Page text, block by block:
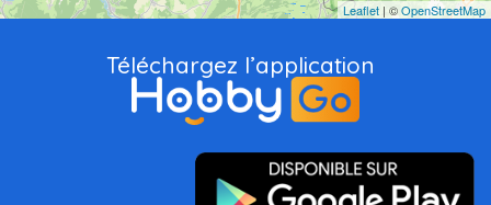
Leaflet | ©OpenStreetMap
Téléchargez l’application